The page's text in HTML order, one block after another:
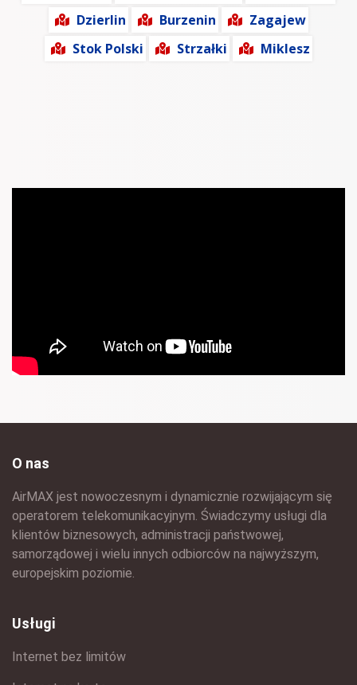
Dzierlin
Burzenin
Zagajew
Stok Polski
Strzałki Miklesz
O nas
AirMAX jest nowoczesnym i dynamicznie rozwijającym się
operatorem telekomunikacyjnym. Świadczymy usługi dla
klientów biznesowych, administracji państwowej,
samorządowej i wielu innych odbiorców na najwyższym,
europejskim poziomie.
Usługi
Internet bez limitów